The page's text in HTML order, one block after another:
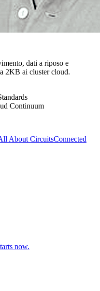
dati a riposo e
2KB ai cluster cloud.
Continuum
About CircuitsConnected
now.